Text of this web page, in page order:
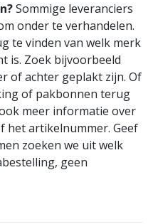
Sommige leveranciers
onder te verhandelen.
te vinden van welk merk
is. Zoek bijvoorbeeld
of achter geplakt zijn. Of
of pakbonnen terug
meer informatie over
het artikelnummer. Geef
zoeken we uit welk
geen